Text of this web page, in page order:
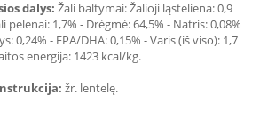
dalys: Žali baltymai: Žalioji ląsteliena: 0,9
pelenai: 1,7% - Drėgmė: 64,5% - Natris: 0,08%
0,24% - EPA/DHA: 0,15% - Varis (iš viso): 1,7
energija: 1423 kcal/kg.
žr. lentelę.